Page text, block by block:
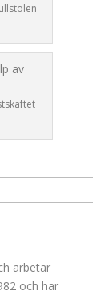
arbetar
och har